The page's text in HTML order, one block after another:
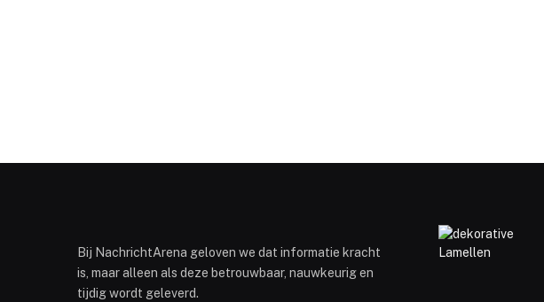
Bij NachrichtArena geloven we dat informatie kracht
is, maar alleen als deze betrouwbaar, nauwkeurig en
tijdig wordt geleverd.